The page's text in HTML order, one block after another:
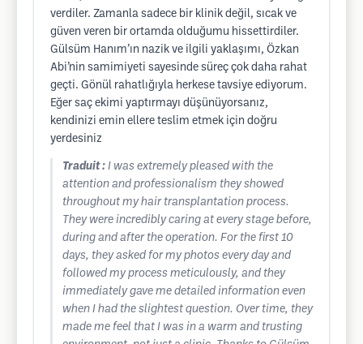
verdiler. Zamanla sadece bir klinik değil, sıcak ve
güven veren bir ortamda olduğumu hissettirdiler.
Gülsüm Hanım’ın nazik ve ilgili yaklaşımı, Özkan
Abi’nin samimiyeti sayesinde süreç çok daha rahat
geçti. Gönül rahatlığıyla herkese tavsiye ediyorum.
Eğer saç ekimi yaptırmayı düşünüyorsanız,
kendinizi emin ellere teslim etmek için doğru
yerdesiniz
Traduit : I was extremely pleased with the
attention and professionalism they showed
throughout my hair transplantation process.
They were incredibly caring at every stage before,
during and after the operation. For the first 10
days, they asked for my photos every day and
followed my process meticulously, and they
immediately gave me detailed information even
when I had the slightest question. Over time, they
made me feel that I was in a warm and trusting